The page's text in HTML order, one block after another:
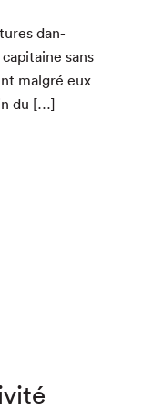
dan­
sans
mal­gré eux
du […]